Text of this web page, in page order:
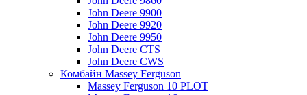
John Deere 9900
John Deere 9920
John Deere 9950
John Deere CTS
John Deere CWS
Комбайн Massey Ferguson
Massey Ferguson 10 PLOT